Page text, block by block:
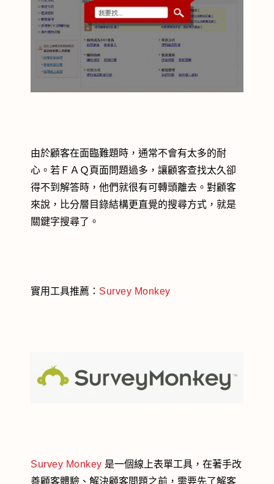
由於顧客在面臨難題時，通常不會有太多的耐
心。若ＦＡＱ頁面問題過多，讓顧客查找太久卻
得不到解答時，他們就很有可轉頭離去。對顧客
來說，比分層目錄結構更直覺的搜尋方式，就是
關鍵字搜尋了。
實用工具推薦： Survey Monkey
Survey Monkey 是一個線上表單工具，在著手改
善顧客體驗、解決顧客問題之前，需要先了解客